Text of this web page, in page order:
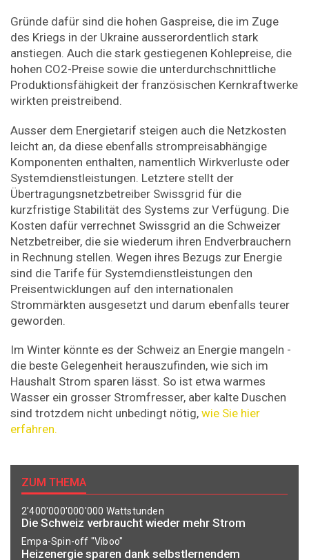
Gründe dafür sind die hohen Gaspreise, die im Zuge
des Kriegs in der Ukraine ausserordentlich stark
anstiegen. Auch die stark gestiegenen Kohlepreise, die
hohen CO2-Preise sowie die unterdurchschnittliche
Produktionsfähigkeit der französischen Kernkraftwerke
wirkten preistreibend.
Ausser dem Energietarif steigen auch die Netzkosten
leicht an, da diese ebenfalls strompreisabhängige
Komponenten enthalten, namentlich Wirkverluste oder
Systemdienstleistungen. Letztere stellt der
Übertragungsnetzbetreiber Swissgrid für die
kurzfristige Stabilität des Systems zur Verfügung. Die
Kosten dafür verrechnet Swissgrid an die Schweizer
Netzbetreiber, die sie wiederum ihren Endverbrauchern
in Rechnung stellen. Wegen ihres Bezugs zur Energie
sind die Tarife für Systemdienstleistungen den
Preisentwicklungen auf den internationalen
Strommärkten ausgesetzt und darum ebenfalls teurer
geworden.
Im Winter könnte es der Schweiz an Energie mangeln -
die beste Gelegenheit herauszufinden, wie sich im
Haushalt Strom sparen lässt. So ist etwa warmes
Wasser ein grosser Stromfresser, aber kalte Duschen
sind trotzdem nicht unbedingt nötig, wie Sie hier
erfahren.
ZUM THEMA
2'400'000'000'000 Wattstunden
Die Schweiz verbraucht wieder mehr Strom
Empa-Spin-off "Viboo"
Heizenergie sparen dank selbstlernendem